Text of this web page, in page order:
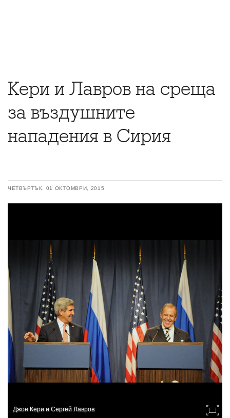
Кери и Лавров на среща
за въздушните
нападения в Сирия
ЧЕТВЪРТЪК, 01 ОКТОМВРИ, 2015
Джон Кери и Сергей Лавров